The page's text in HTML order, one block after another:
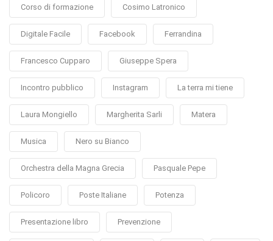
Corso di formazione Cosimo Latronico
Digitale Facile Facebook Ferrandina
Francesco Cupparo Giuseppe Spera
Incontro pubblico Instagram La terra mi tiene
Laura Mongiello Margherita Sarli Matera
Musica Nero su Bianco
Orchestra della Magna Grecia Pasquale Pepe
Policoro Poste Italiane Potenza
Presentazione libro Prevenzione